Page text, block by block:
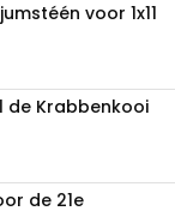
voor 1x11
de Krabbenkooi
de 21e